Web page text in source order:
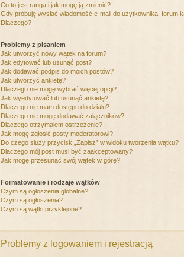
Co to jest ranga i jak mogę ją zmienić?
Gdy próbuję wysłać wiadomość e-mail do użytkownika, forum
Dlaczego?
Problemy z pisaniem
Jak utworzyć nowy wątek na forum?
Jak edytować lub usunąć post?
Jak dodawać podpis do moich postów?
Jak utworzyć ankietę?
Dlaczego nie mogę wybrać więcej opcji?
Jak wyedytować lub usunąć ankietę?
Dlaczego nie mam dostępu do działu?
Dlaczego nie mogę dodawać załączników?
Dlaczego otrzymałem ostrzeżenie?
Jak mogę zgłosić posty moderatorowi?
Do czego służy przycisk „Zapisz” w widoku tworzenia wątku?
Dlaczego mój post musi być zaakceptowany?
Jak mogę przesunąć swój wątek w górę?
Formatowanie i rodzaje wątków
Czym są ogłoszenia globalne?
Czym są ogłoszenia?
Czym są wątki przyklejone?
Problemy z logowaniem i rejestracją